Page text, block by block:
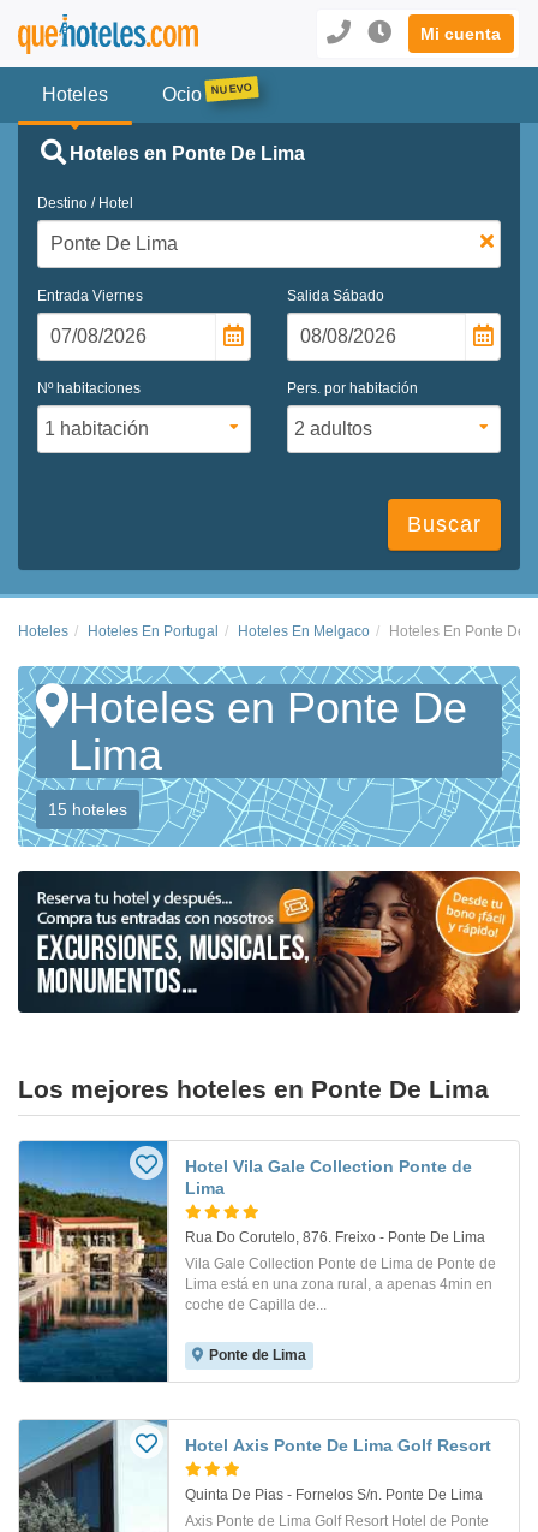
Mi cuenta
Hoteles Ocio
Hoteles en Ponte De Lima
Destino / Hotel
Entrada Viernes Salida Sábado
Nº habitaciones Pers. por habitación
Buscar
Hoteles Hoteles En Portugal Hoteles En Melgaco Hoteles En Ponte De
Hoteles en Ponte De
Lima
15 hoteles
Los mejores hoteles en Ponte De Lima
Hotel Vila Gale Collection Ponte de
Lima
Rua Do Corutelo, 876. Freixo - Ponte De Lima
Vila Gale Collection Ponte de Lima de Ponte de
Lima está en una zona rural, a apenas 4min en
coche de Capilla de...
Ponte de Lima
Hotel Axis Ponte De Lima Golf Resort
Quinta De Pias - Fornelos S/n. Ponte De Lima
Axis Ponte de Lima Golf Resort Hotel de Ponte